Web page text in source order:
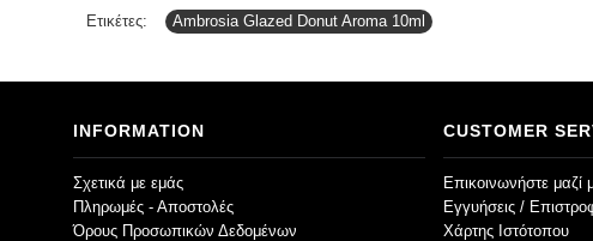
Ετικέτες: Ambrosia Glazed Donut Aroma 10ml
INFORMATION
Σχετικά με εμάς
Πληρωμές - Αποστολές
Όρους Προσωπικών Δεδομένων
CUSTOMER
Επικοινωνήστε μαζί
Εγγυήσεις /
Χάρτης Ιστότοπου